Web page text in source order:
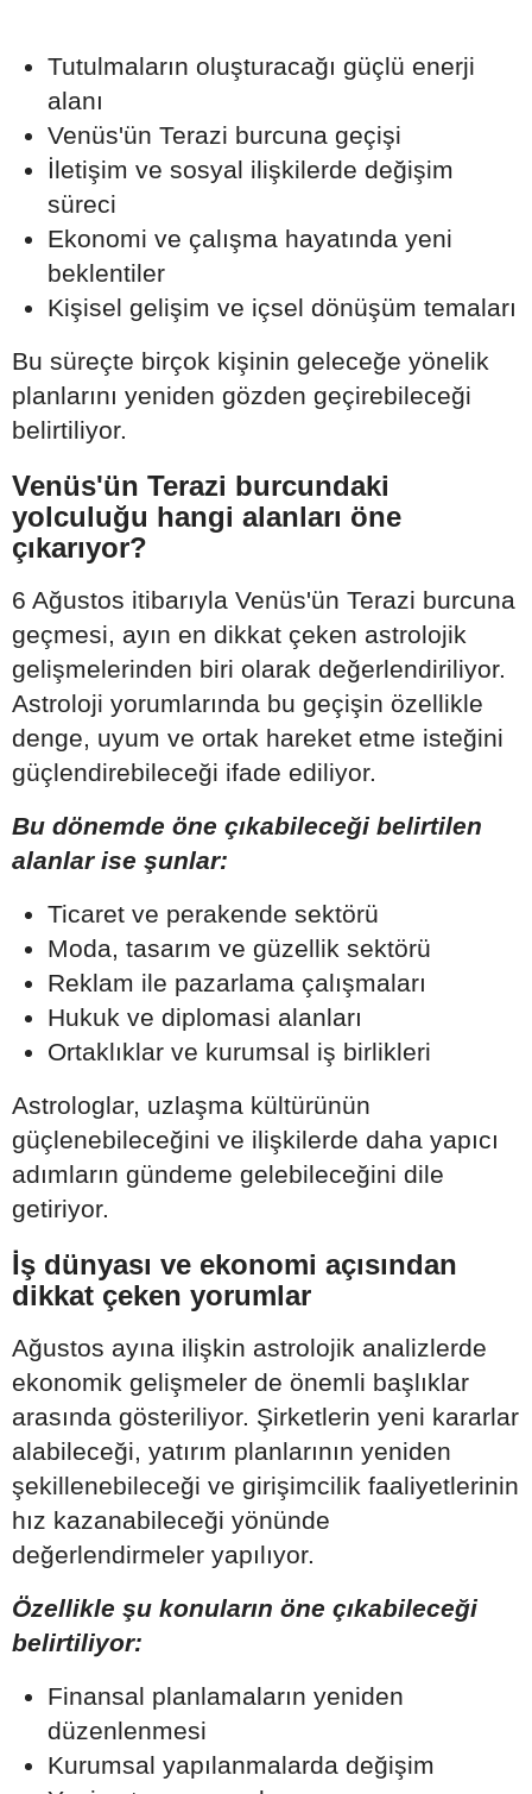
Tutulmaların oluşturacağı güçlü enerji
alanı
Venüs'ün Terazi burcuna geçişi
İletişim ve sosyal ilişkilerde değişim
süreci
Ekonomi ve çalışma hayatında yeni
beklentiler
Kişisel gelişim ve içsel dönüşüm temaları
Bu süreçte birçok kişinin geleceğe yönelik
planlarını yeniden gözden geçirebileceği
belirtiliyor.
Venüs'ün Terazi burcundaki
yolculuğu hangi alanları öne
çıkarıyor?
6 Ağustos itibarıyla Venüs'ün Terazi burcuna
geçmesi, ayın en dikkat çeken astrolojik
gelişmelerinden biri olarak değerlendiriliyor.
Astroloji yorumlarında bu geçişin özellikle
denge, uyum ve ortak hareket etme isteğini
güçlendirebileceği ifade ediliyor.
Bu dönemde öne çıkabileceği belirtilen
alanlar ise şunlar:
Ticaret ve perakende sektörü
Moda, tasarım ve güzellik sektörü
Reklam ile pazarlama çalışmaları
Hukuk ve diplomasi alanları
Ortaklıklar ve kurumsal iş birlikleri
Astrologlar, uzlaşma kültürünün
güçlenebileceğini ve ilişkilerde daha yapıcı
adımların gündeme gelebileceğini dile
getiriyor.
İş dünyası ve ekonomi açısından
dikkat çeken yorumlar
Ağustos ayına ilişkin astrolojik analizlerde
ekonomik gelişmeler de önemli başlıklar
arasında gösteriliyor. Şirketlerin yeni kararlar
alabileceği, yatırım planlarının yeniden
şekillenebileceği ve girişimcilik faaliyetlerinin
hız kazanabileceği yönünde
değerlendirmeler yapılıyor.
Özellikle şu konuların öne çıkabileceği
belirtiliyor:
Finansal planlamaların yeniden
düzenlenmesi
Kurumsal yapılanmalarda değişim